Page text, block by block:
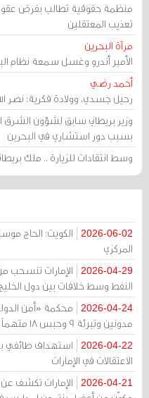
منظمة حقوقية تطالب بفرض
تعذيب المعتقلين
مرآة البحرين
الأمير أندرو وغسل سمعة نظام
أحمد رضي
رحيل جسدي، وولادة فكرية: نصر
وزير بريطاني سابق لشؤون
بسبب دور استشاري في البحرين
وسط انتقادات للزيارة .. ملك
2026-06-02
الكويت: الحاج
المركزي
2026-04-29
الإمارات تنسحب
النفط وسط خلافات بين دول
2026-04-24
مدونين وتبرئة 9 وحبس 18 متهماً بالتعاطف مع إيران
2026-04-22
استهداف طائفي
الاعتقالات في الإمارات
2026-04-21
الإمارات تكشف عن